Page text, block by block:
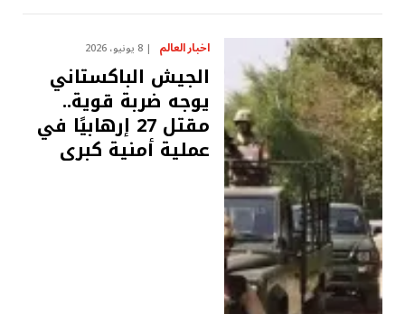
اخبار العالم 8 يونيو، 2026
الجيش الباكستاني
يوجه ضربة قوية..
مقتل 27 إرهابيًا في
عملية أمنية كبرى